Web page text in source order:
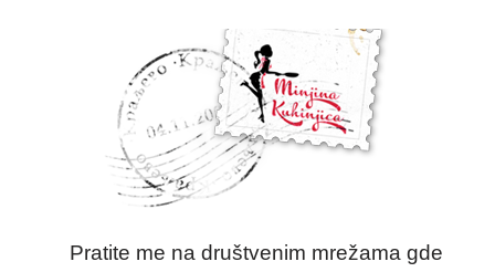
Pratite me na društvenim mrežama gde